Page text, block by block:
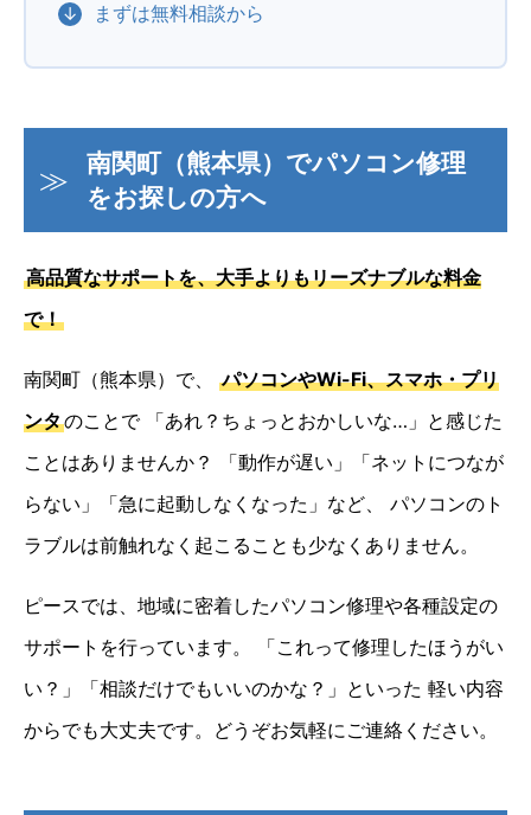
まずは無料相談から
南関町（熊本県）でパソコン修理
をお探しの方へ
高品質なサポートを、大手よりもリーズナブルな料金
で！
南関町（熊本県）で、
パソコンやWi-Fi、スマホ・プリ
ンタのことで「あれ？ちょっとおかしいな…」と感じた
ことはありませんか？
「動作が遅い」「ネットにつなが
らない」「急に起動しなくなった」など、
パソコンのト
ラブルは前触れなく起こることも少なくありません。
ピースでは、地域に密着したパソコン修理や各種設定の
サポートを行っています。
「これって修理したほうがい
い？」「相談だけでもいいのかな？」といった 軽い内容
からでも大丈夫です。どうぞお気軽にご連絡ください。